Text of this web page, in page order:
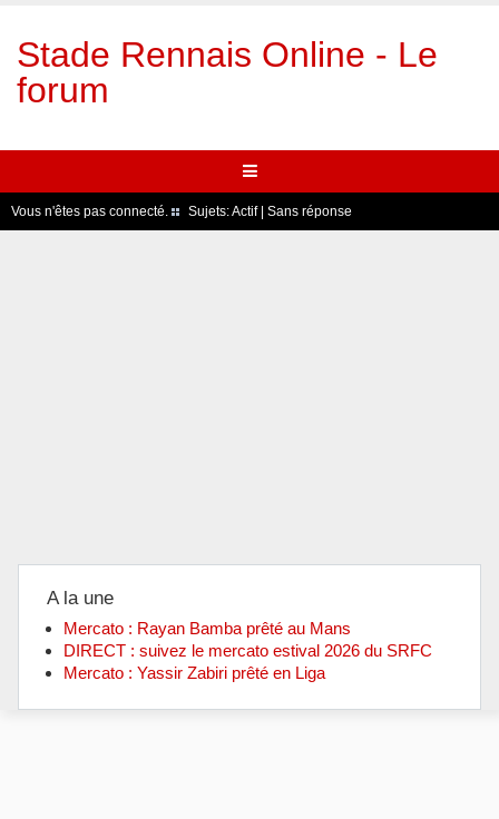
Stade Rennais Online - Le
forum
Vous n'êtes pas connecté. Sujets:Actif| Sans réponse
A la une
Mercato : Rayan Bamba prêté au Mans
DIRECT : suivez le mercato estival 2026 du SRFC
Mercato : Yassir Zabiri prêté en Liga